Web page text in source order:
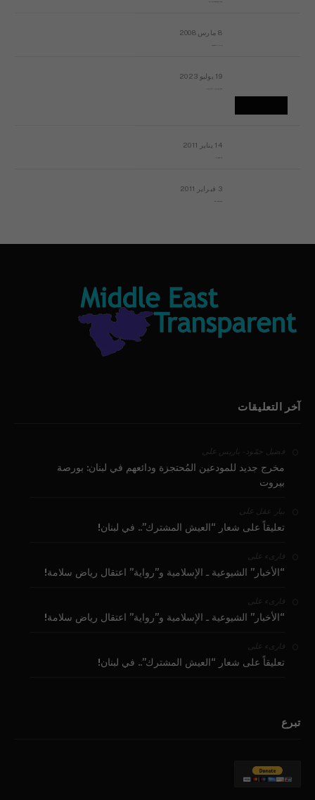
8 مارس 2008
19 يوليو 2023
14 يناير 2011
3 فبراير 2011
آخر التعليقات
فضيل حمّود - باريس على
مخرج جديد للمودعين المُحتجزة ودائعهم في لبنان: بورصة
بيروت
بيار عقل على
تعليقاً على شعار “العيش المشترك”.. في لبنان!
قارىء على
“الأخبار” الشيوعية ـ الإسلامية و”رواية” اعتقال رياض سلامة!
قارىء على
“الأخبار” الشيوعية ـ الإسلامية و”رواية” اعتقال رياض سلامة!
قارىء على
تعليقاً على شعار “العيش المشترك”.. في لبنان!
تبرع